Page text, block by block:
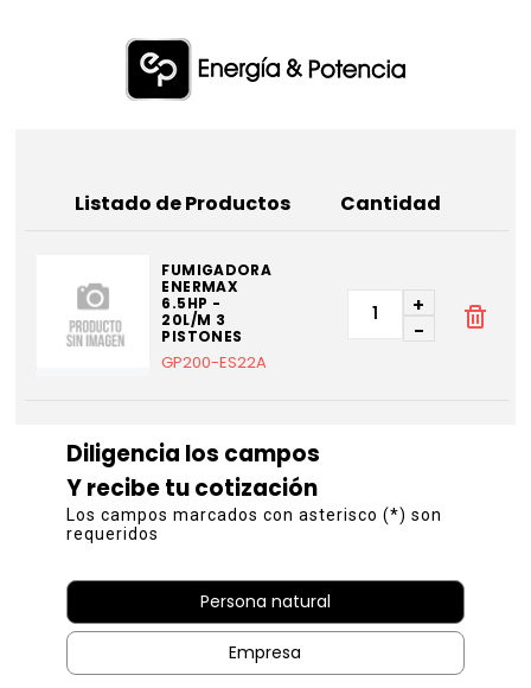
Listado de Productos Cantidad
FUMIGADORA
ENERMAX
6.5HP -
20L/M 3
PISTONES
GP200-ES22A
+
-
Diligencia los campos
Y recibe tu cotización
Los campos marcados con asterisco (*) son
requeridos
Persona natural
Empresa